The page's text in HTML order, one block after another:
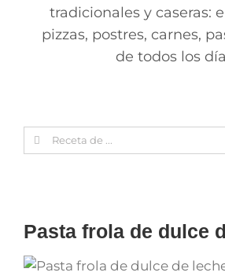
tradicionales y caseras:
pizzas, postres, carnes,
de todos los
Search
for:
Pasta frola de dulce